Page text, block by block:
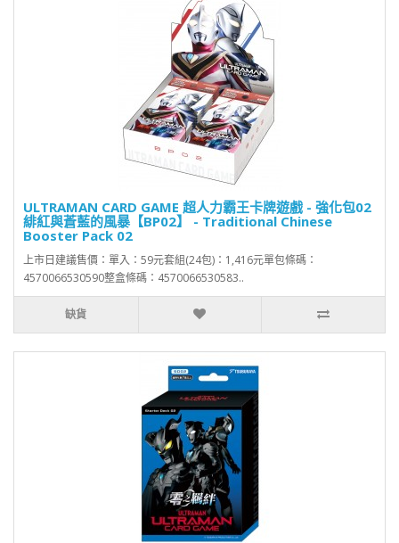
ULTRAMAN CARD GAME 超人力霸王卡牌遊戲 - 強化包02
緋紅與蒼藍的風暴【BP02】 - Traditional Chinese
Booster Pack 02
上市日建議售價：單入：59元套組(24包)：1,416元單包條碼：
4570066530590整盒條碼：4570066530583..
缺貨